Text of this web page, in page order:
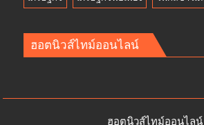
ฮอตนิวส์ไทม์ออนไลน์
ฮอตนิวส์ไทม์ออนไลน์